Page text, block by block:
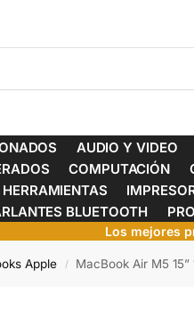
AUDIO Y VIDEO
COMPUTACIÓN
HERRAMIENTAS
BLUETOOTH
Los mejores
Apple / MacBook Air M5